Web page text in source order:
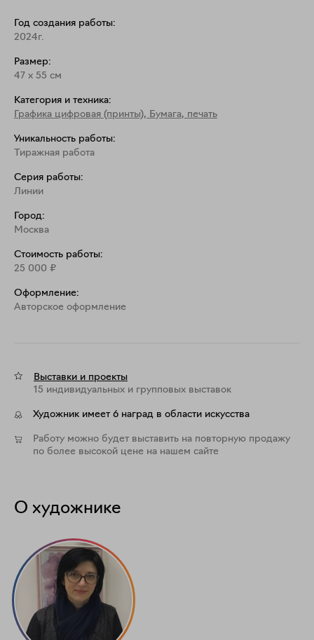
Возможные размеры работ промежуточные.
Цена рассчитывается для них отдельно.
Оформление: пластификация или багет на
Год создания работы:
2024г.
Размер:
47 x 55 см
Категория и техника:
Графика цифровая (принты), Бумага, печать
Уникальность работы:
Тиражная работа
Серия работы:
Линии
Город:
Москва
Стоимость работы:
25 000 ₽
Оформление:
Aвторское оформление
Выставки и проекты
15 индивидуальных и групповых выставок
Художник имеет 6 наград в области искусства
Работу можно будет выставить на повторную продажу
по более высокой цене на нашем сайте
О художнике